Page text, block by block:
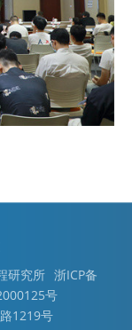
研究所 浙ICP备
号
1219号